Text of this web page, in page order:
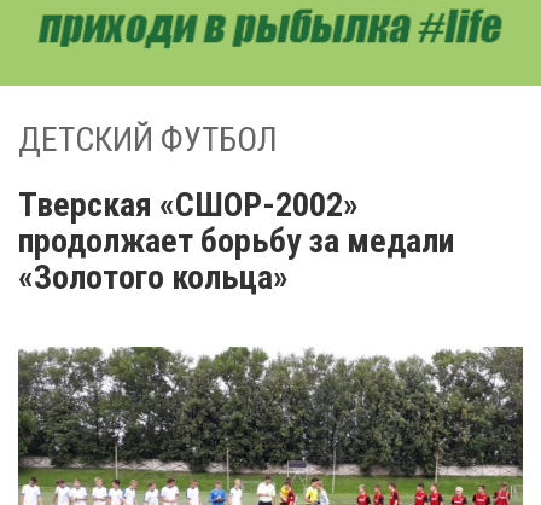
ДЕТСКИЙ ФУТБОЛ
Тверская «СШОР-2002»
продолжает борьбу за медали
«Золотого кольца»